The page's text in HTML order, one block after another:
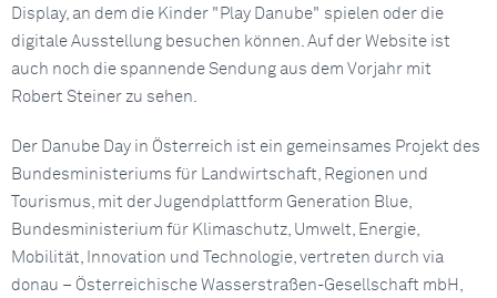
Display, an dem die Kinder "Play Danube" spielen oder die
digitale Ausstellung besuchen können. Auf der Website ist
auch noch die spannende Sendung aus dem Vorjahr mit
Robert Steiner zu sehen.
Der Danube Day in Österreich ist ein gemeinsames Projekt des
Bundesministeriums für Landwirtschaft, Regionen und
Tourismus, mit der Jugendplattform Generation Blue,
Bundesministerium für Klimaschutz, Umwelt, Energie,
Mobilität, Innovation und Technologie, vertreten durch via
donau – Österreichische Wasserstraßen-Gesellschaft mbH,